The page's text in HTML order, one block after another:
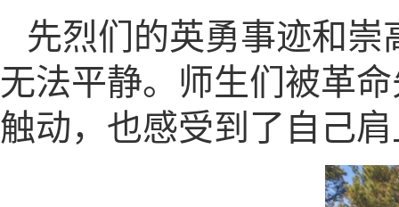
先烈们的英勇事迹和
无法平静。师生们被革
触动，也感受到了自己